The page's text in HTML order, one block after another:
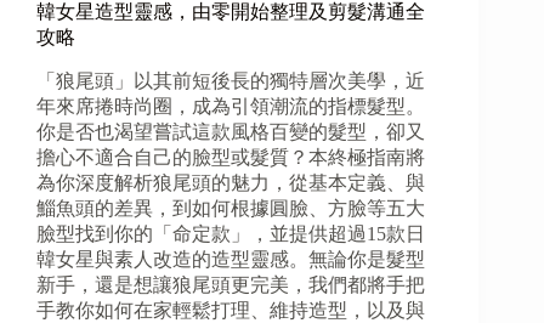
韓女星造型靈感，由零開始整理及剪髮溝通全
攻略
「狼尾頭」以其前短後長的獨特層次美學，近
年來席捲時尚圈，成為引領潮流的指標髮型。
你是否也渴望嘗試這款風格百變的髮型，卻又
擔心不適合自己的臉型或髮質？本終極指南將
為你深度解析狼尾頭的魅力，從基本定義、與
鯔魚頭的差異，到如何根據圓臉、方臉等五大
臉型找到你的「命定款」，並提供超過15款日
韓女星與素人改造的造型靈感。無論你是髮型
新手，還是想讓狼尾頭更完美，我們都將手把
手教你如何在家輕鬆打理、維持造型，以及與